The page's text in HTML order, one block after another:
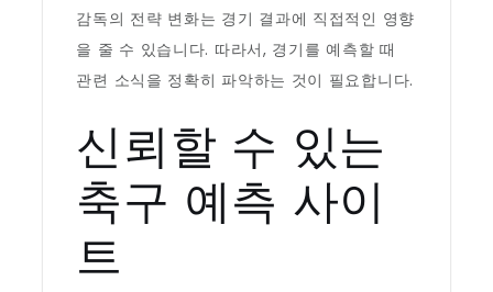
감독의 전략 변화는 경기 결과에 직접적인 영향
을 줄 수 있습니다. 따라서, 경기를 예측할 때
관련 소식을 정확히 파악하는 것이 필요합니다.
신뢰할 수 있는
축구 예측 사이
트